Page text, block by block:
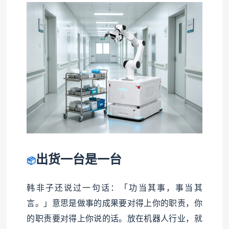
📦出货一台是一台
韩非子还说过一句话：「功当其事，事当其
言。」意思是做事的成果要对得上你的职责，你
的职责要对得上你说的话。放在机器人行业，就